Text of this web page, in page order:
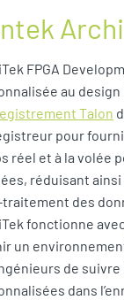
FPGA
au design
Talon
pour
réel et à la volée
réduisant
des
fonctionne
un
de suivre
dans